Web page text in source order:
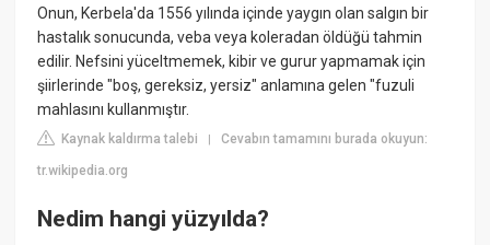
Onun, Kerbela'da 1556 yılında içinde yaygın olan salgın bir
hastalık sonucunda, veba veya koleradan öldüğü tahmin
edilir. Nefsini yüceltmemek, kibir ve gurur yapmamak için
şiirlerinde "boş, gereksiz, yersiz" anlamına gelen "fuzuli
mahlasını kullanmıştır.
Kaynak kaldırma talebi |Cevabın tamamını burada okuyun:
tr.wikipedia.org
Nedim hangi yüzyılda?